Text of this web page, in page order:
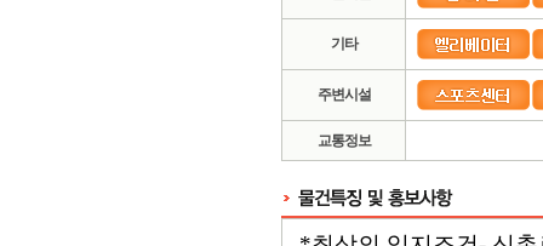
기타
주변시설
교통정보